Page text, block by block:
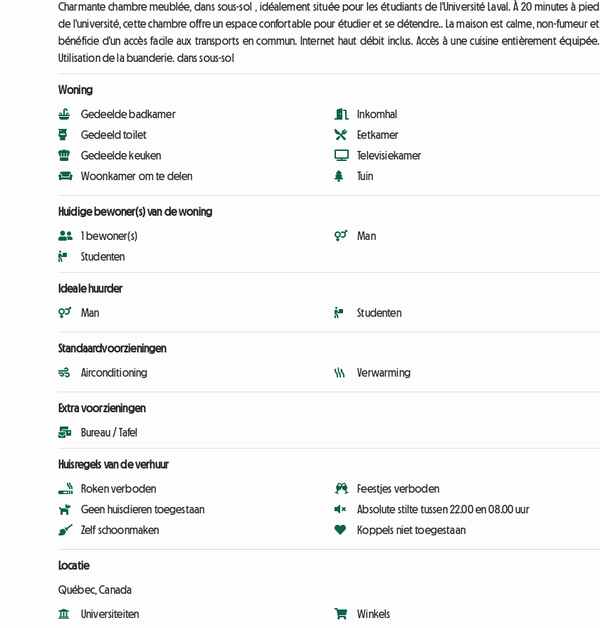
Charmante chambre meublée, dans sous-sol , idéalement située pour les étudiants de l'Université Laval. À 20 minutes à pied
de l'université, cette chambre offre un espace confortable pour étudier et se détendre.. La maison est calme, non-fumeur et
bénéficie d'un accès facile aux transports en commun. Internet haut débit inclus. Accès à une cuisine entièrement équipée.
Utilisation de la buanderie. dans sous-sol
Woning
Gedeelde badkamer
Gedeeld toilet
Gedeelde keuken
Woonkamer om te delen
Inkomhal
Eetkamer
Televisiekamer
Tuin
Huidige bewoner(s) van de woning
1 bewoner(s)
Studenten
Man
Ideale huurder
Man Studenten
Standaardvoorzieningen
Airconditioning Verwarming
Extra voorzieningen
Bureau / Tafel
Huisregels van de verhuur
Roken verboden
Geen huisdieren toegestaan
Zelf schoonmaken
Feestjes verboden
Absolute stilte tussen 22.00 en 08.00 uur
Koppels niet toegestaan
Locatie
Québec, Canada
Universiteiten
Winkels